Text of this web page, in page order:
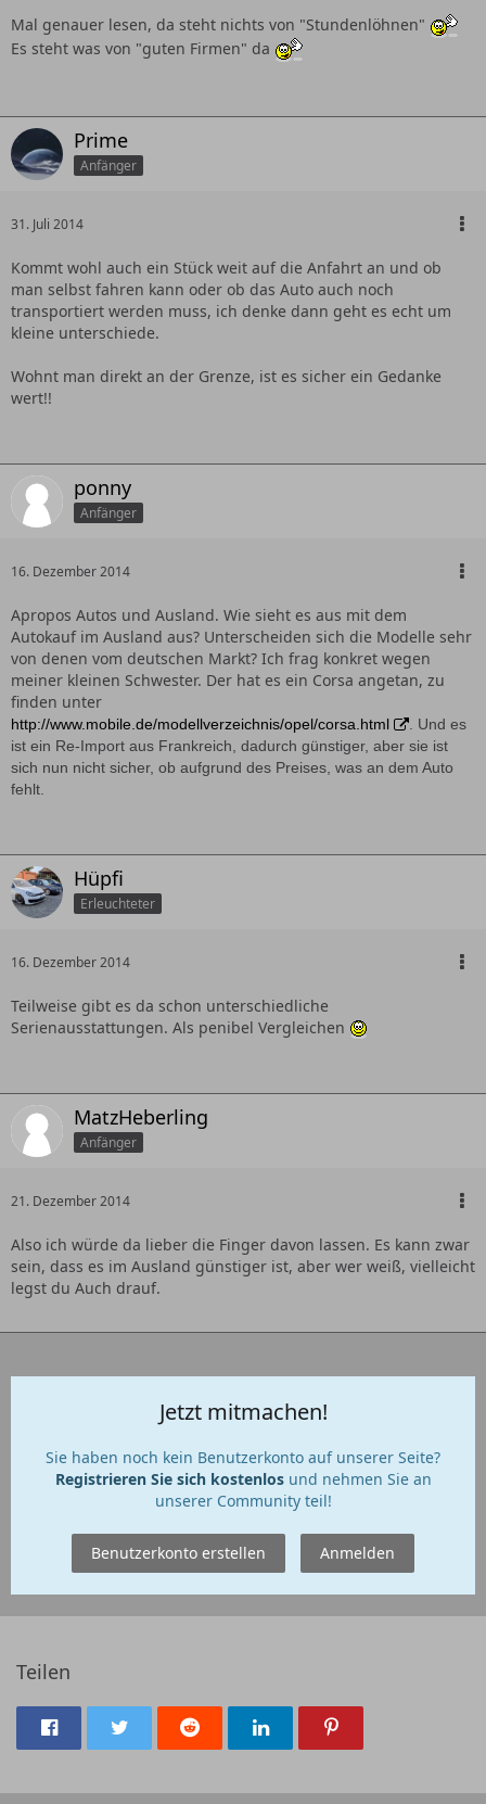
Mal genauer lesen, da steht nichts von "Stundenlöhnen"
Es steht was von "guten Firmen" da
Prime
Anfänger
31. Juli 2014
Kommt wohl auch ein Stück weit auf die Anfahrt an und ob
man selbst fahren kann oder ob das Auto auch noch
transportiert werden muss, ich denke dann geht es echt um
kleine unterschiede.
Wohnt man direkt an der Grenze, ist es sicher ein Gedanke
wert!!
ponny
Anfänger
16. Dezember 2014
Apropos Autos und Ausland. Wie sieht es aus mit dem
Autokauf im Ausland aus? Unterscheiden sich die Modelle sehr
von denen vom deutschen Markt? Ich frag konkret wegen
meiner kleinen Schwester. Der hat es ein Corsa angetan, zu
finden unter
http://www.mobile.de/modellverzeichnis/opel/corsa.html
. Und es
ist ein Re-Import aus Frankreich, dadurch günstiger, aber sie ist
sich nun nicht sicher, ob aufgrund des Preises, was an dem Auto
fehlt.
Hüpfi
Erleuchteter
16. Dezember 2014
Teilweise gibt es da schon unterschiedliche
Serienausstattungen. Als penibel Vergleichen
MatzHeberling
Anfänger
21. Dezember 2014
Also ich würde da lieber die Finger davon lassen. Es kann zwar
sein, dass es im Ausland günstiger ist, aber wer weiß, vielleicht
legst du Auch drauf.
Jetzt mitmachen!
Sie haben noch kein Benutzerkonto auf unserer Seite?
Registrieren Sie sich kostenlosund nehmen Sie an
unserer Community teil!
Benutzerkonto erstellen Anmelden
Teilen